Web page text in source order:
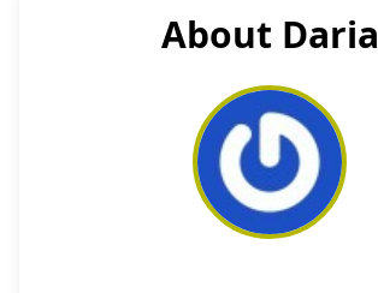
About Daria